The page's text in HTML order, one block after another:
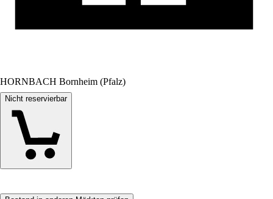
HORNBACH Bornheim (Pfalz)
Nicht reservierbar